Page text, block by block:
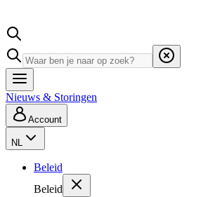
Nieuws & Storingen
Account
NL
Beleid
Beleid